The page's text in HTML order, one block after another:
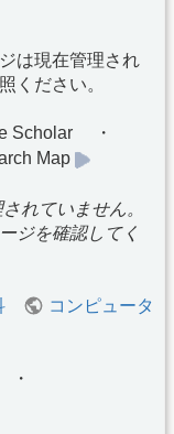
は現在管理され
ください。
・
Map
れていません。
ジを確認してく
コンピュータ
・